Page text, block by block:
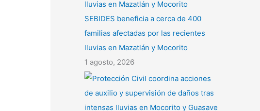
SEBIDES beneficia a cerca de 400
familias afectadas por las recientes
lluvias en Mazatlán y Mocorito
1 agosto, 2026